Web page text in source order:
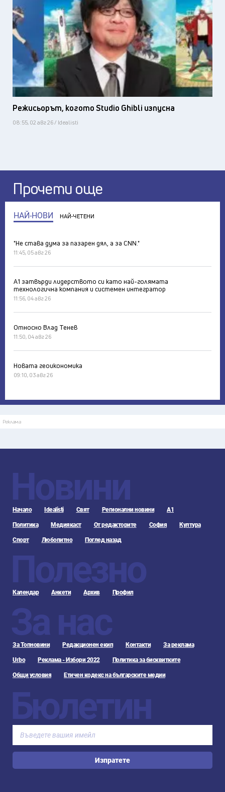
Режисьорът, когото Studio Ghibli изпусна
08:55, 02 авг 26 / Idealisti
Прочети още
НАЙ-НОВИ НАЙ-ЧЕТЕНИ
"Не става дума за пазарен дял, а за CNN."
11:45, 05 авг 26
А1 затвърди лидерството си като най-голямата
технологична компания и системен интегратор
11:56, 04 авг 26
Относно Влад Тенев
11:50, 04 авг 26
Новата геоикономика
09:10, 03 авг 26
Реклама
Новини
Начало Idealisti Свят Регионални новини А1
Политика Медиякаст От редакторите София Култура
Спорт Любопитно Поглед назад
Полезно
Календар Анкети Архив Профил
За нас
За Топновини Редакционен екип Контакти За реклама
Urbo Реклама - Избори 2022 Политика за бисквитките
Общи условия Етичен кодекс на българските медии
Бюлетин
Изпратете